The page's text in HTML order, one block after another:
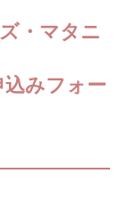
・マタニ
込みフォー